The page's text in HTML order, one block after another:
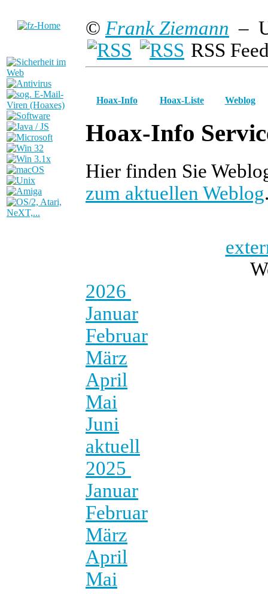
© Frank Ziemann –
RSS
Hoax-Info Hoax-Liste Weblog
Hoax-Info
Hier finden Sie
zum aktuellen Weblog
2026
Januar
Februar
März
April
Mai
Juni
aktuell
2025
Januar
Februar
März
April
Mai